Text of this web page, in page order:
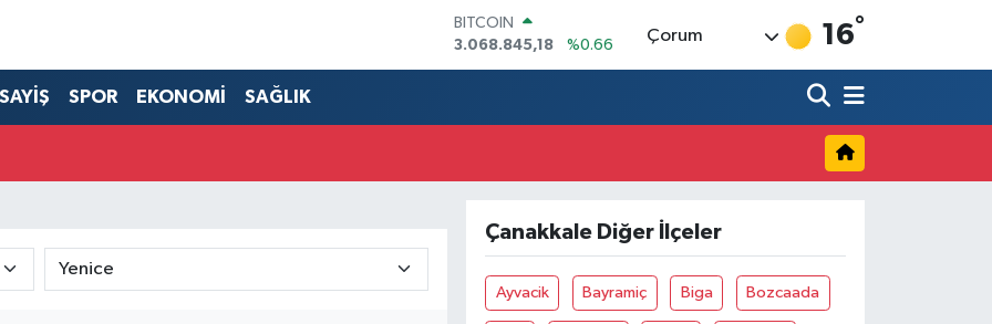
BITCOIN
3.068.845,18
%0.66
DOLAR
64,2534
%0.22
6527.85
%0.54
BİST100
Çorum 16°
SPOR EKONOMİ SAĞLIK
Çanakkale Diğer İlçeler
Ayvacik Bayramiç Biga Bozcaada